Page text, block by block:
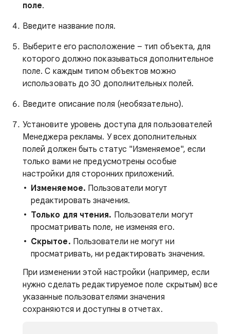
поле.
Введите название поля.
Выберите его расположение – тип объекта, для
которого должно показываться дополнительное
поле. С каждым типом объектов можно
использовать до 30 дополнительных полей.
Введите описание поля (необязательно).
Установите уровень доступа для пользователей
Менеджера рекламы. У всех дополнительных
полей должен быть статус "Изменяемое", если
только вами не предусмотрены особые
настройки для сторонних приложений.
Изменяемое. Пользователи могут
редактировать значения.
Только для чтения. Пользователи могут
просматривать поле, не изменяя его.
Скрытое. Пользователи не могут ни
просматривать, ни редактировать значения.
При изменении этой настройки (например, если
нужно сделать редактируемое поле скрытым) все
указанные пользователями значения
сохраняются и доступны в отчетах.